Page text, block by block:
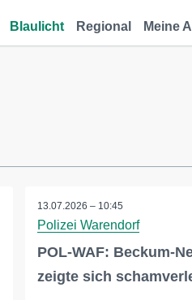
Blaulicht Regional Meine
13.07.2026 – 10:45
Polizei Warendorf
POL-WAF: Beckum-
zeigte sich